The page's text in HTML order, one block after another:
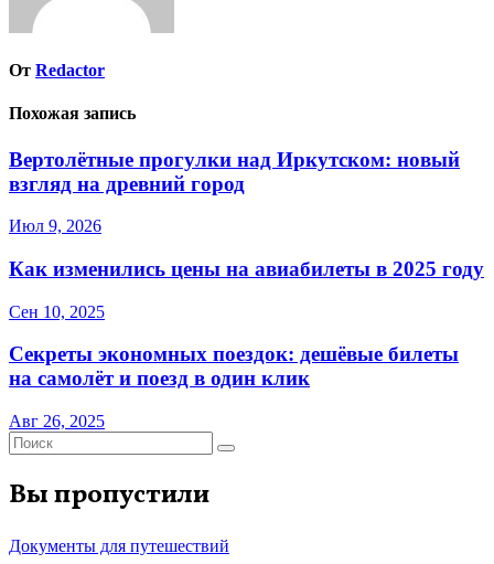
От Redactor
Похожая запись
Вертолётные прогулки над Иркутском: новый
взгляд на древний город
Июл 9, 2026
Как изменились цены на авиабилеты в 2025 году
Сен 10, 2025
Секреты экономных поездок: дешёвые билеты
на самолёт и поезд в один клик
Авг 26, 2025
Вы пропустили
Документы для путешествий